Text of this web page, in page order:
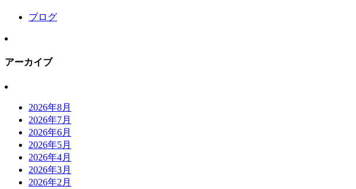
ブログ
アーカイブ
2026年8月
2026年7月
2026年6月
2026年5月
2026年4月
2026年3月
2026年2月